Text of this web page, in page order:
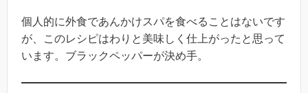
個人的に外食であんかけスパを食べることはないです
が、このレシピはわりと美味しく仕上がったと思って
います。ブラックペッパーが決め手。